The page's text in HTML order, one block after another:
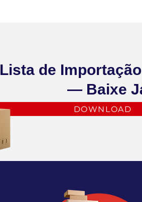
Lista de
— Baixe
DOWNLOAD